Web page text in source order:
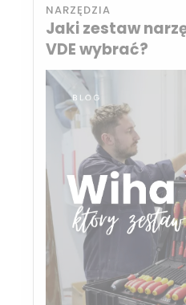
NARZĘDZIA
Jaki zestaw
VDE wybrać?